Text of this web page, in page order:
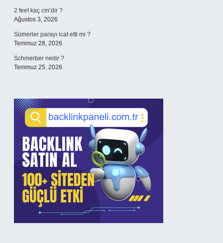
2 feet kaç cm’dir ?
Ağustos 3, 2026
Sümerler parayı icat etti mi ?
Temmuz 28, 2026
Schmerber nedir ?
Temmuz 25, 2026